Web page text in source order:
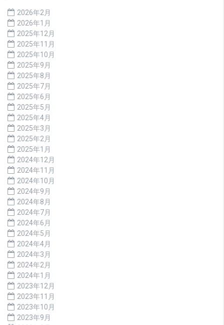
2026年2月
2026年1月
2025年12月
2025年11月
2025年10月
2025年9月
2025年8月
2025年7月
2025年6月
2025年5月
2025年4月
2025年3月
2025年2月
2025年1月
2024年12月
2024年11月
2024年10月
2024年9月
2024年8月
2024年7月
2024年6月
2024年5月
2024年4月
2024年3月
2024年2月
2024年1月
2023年12月
2023年11月
2023年10月
2023年9月